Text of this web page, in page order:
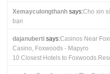
Xemayculongthanhsays:Cho xin
bạn
dajanubertisays:Casinos Near
Casino, Foxwoods - Mapyro
10 Closest Hotels to Foxwoods